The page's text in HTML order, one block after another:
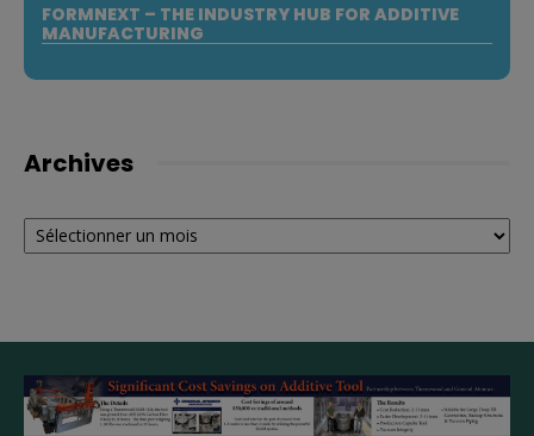
FORMNEXT – THE INDUSTRY HUB FOR ADDITIVE
MANUFACTURING
Archives
Archives